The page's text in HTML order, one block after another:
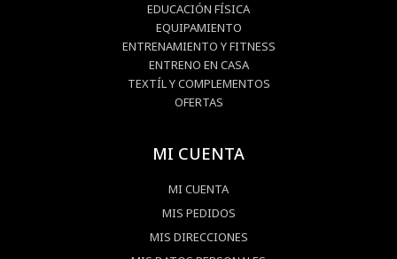
EDUCACIÓN FÍSICA
EQUIPAMIENTO
ENTRENAMIENTO Y FITNESS
ENTRENO EN CASA
TEXTÍL Y COMPLEMENTOS
OFERTAS
MI CUENTA
MI CUENTA
MIS PEDIDOS
MIS DIRECCIONES